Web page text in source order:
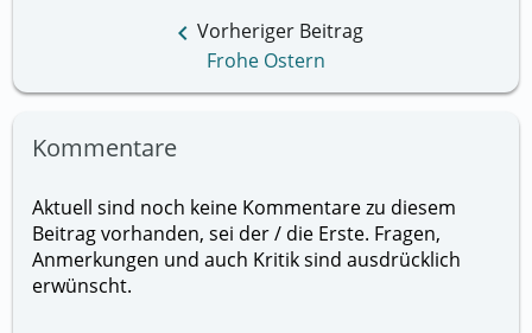
keyboard_arrow_left Vorheriger Beitrag
Frohe Ostern
Kommentare
Aktuell sind noch keine Kommentare zu diesem
Beitrag vorhanden, sei der / die Erste. Fragen,
Anmerkungen und auch Kritik sind ausdrücklich
erwünscht.